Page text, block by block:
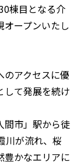
棟目となる介
ープンいたし
のアクセスに優
して発展を続け
間市」駅から徒
川が流れ、桜
豊かなエリアに